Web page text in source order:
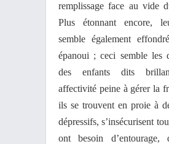
remplissage face au vide
Plus étonnant encore,
semble également
épanoui ; ceci semble les
des enfants dits
affectivité peine à gérer la
ils se trouvent en proie à
dépressifs, s’insécurisent
ont besoin d’entourage,